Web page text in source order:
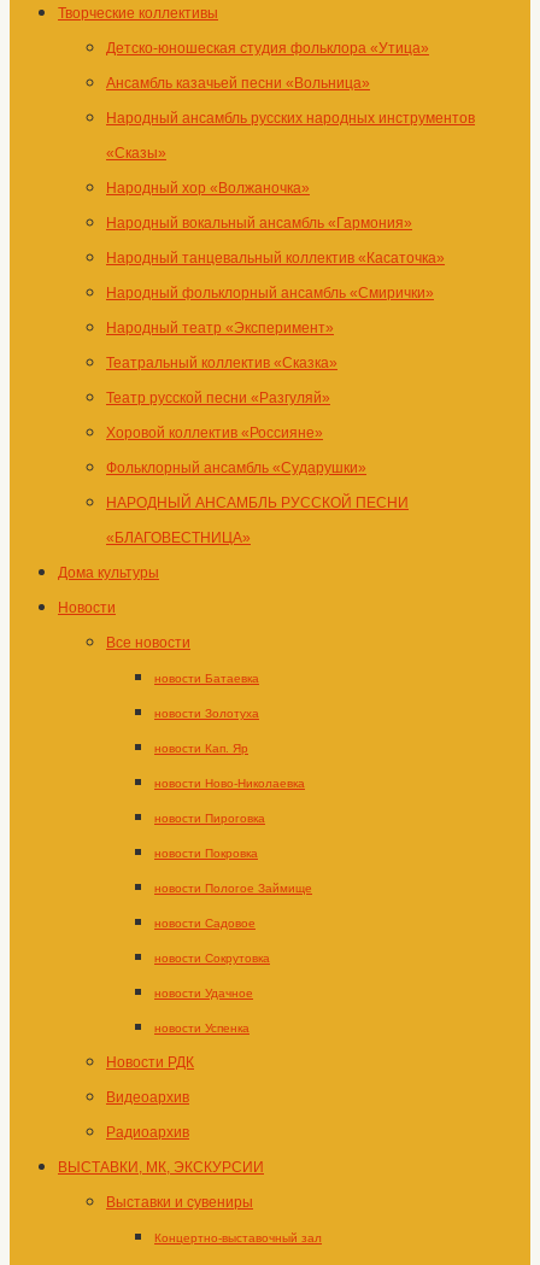
Творческие коллективы
Детско-юношеская студия фольклора «Утица»
Ансамбль казачьей песни «Вольница»
Народный ансамбль русских народных инструментов
«Сказы»
Народный хор «Волжаночка»
Народный вокальный ансамбль «Гармония»
Народный танцевальный коллектив «Касаточка»
Народный фольклорный ансамбль «Смирички»
Народный театр «Эксперимент»
Театральный коллектив «Сказка»
Театр русской песни «Разгуляй»
Хоровой коллектив «Россияне»
Фольклорный ансамбль «Сударушки»
НАРОДНЫЙ АНСАМБЛЬ РУССКОЙ ПЕСНИ
«БЛАГОВЕСТНИЦА»
Дома культуры
Новости
Все новости
новости Батаевка
новости Золотуха
новости Кап. Яр
новости Ново-Николаевка
новости Пироговка
новости Покровка
новости Пологое Займище
новости Садовое
новости Сокрутовка
новости Удачное
новости Успенка
Новости РДК
Видеоархив
Радиоархив
ВЫСТАВКИ, МК, ЭКСКУРСИИ
Выставки и сувениры
Концертно-выставочный зал